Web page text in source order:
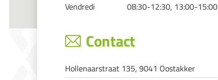
Vendredi
08:30-12:30, 13:00-15:00
Contact
Hollenaarstraat 135, 9041 Oostakker